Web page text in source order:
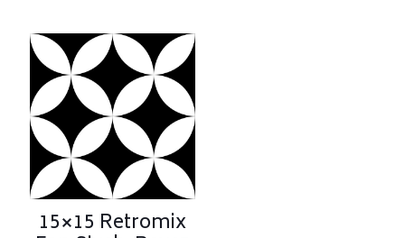
15×15 Retromix